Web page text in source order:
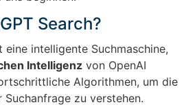
Search?
eine intelligente Suchmaschine,
Intelligenz von OpenAI
Algorithmen, um die
zu verstehen.